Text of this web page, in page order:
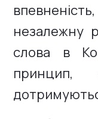
незалежну
слова в
принцип,